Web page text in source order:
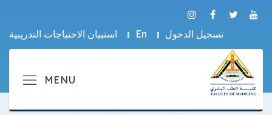
تسجيل الدخول En استبيان الاحتياجات التدريبية